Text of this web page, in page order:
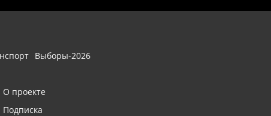
Выборы-2026
О проекте
Подписка